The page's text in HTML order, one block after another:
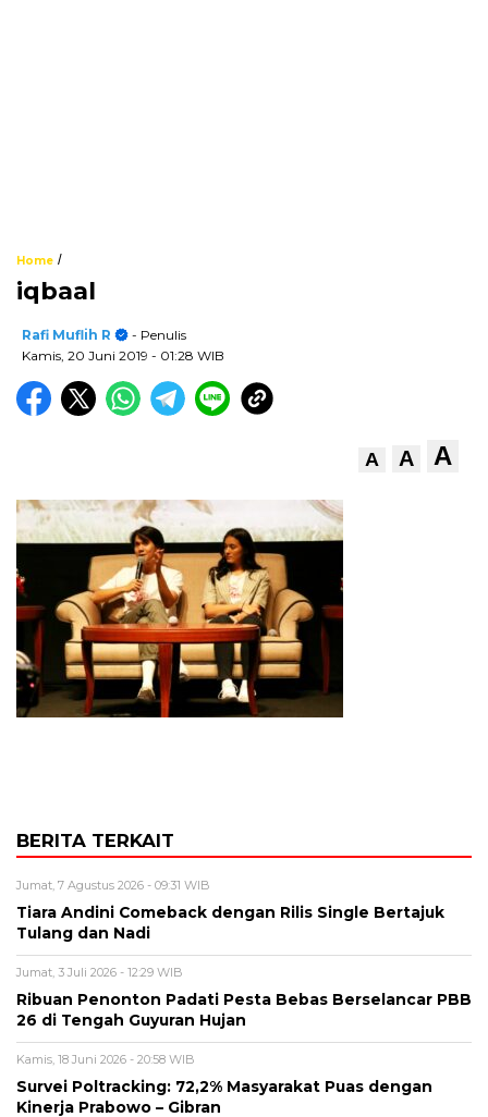
Home /
iqbaal
Rafi Muflih R
- Penulis
Kamis, 20 Juni 2019 - 01:28 WIB
A A A
BERITA TERKAIT
Jumat, 7 Agustus 2026 - 09:31 WIB
Tiara Andini Comeback dengan Rilis Single Bertajuk
Tulang dan Nadi
Jumat, 3 Juli 2026 - 12:29 WIB
Ribuan Penonton Padati Pesta Bebas Berselancar PBB
26 di Tengah Guyuran Hujan
Kamis, 18 Juni 2026 - 20:58 WIB
Survei Poltracking: 72,2% Masyarakat Puas dengan
Kinerja Prabowo – Gibran